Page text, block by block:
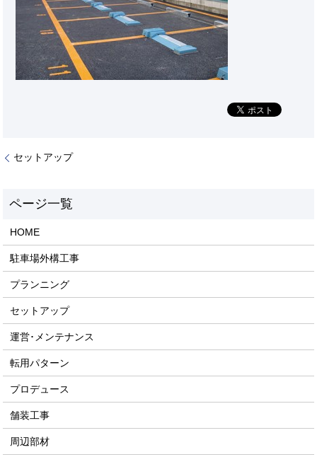
セットアップ
HOME
駐車場外構工事
プランニング
セットアップ
運営･メンテナンス
転用パターン
プロデュース
舗装工事
周辺部材